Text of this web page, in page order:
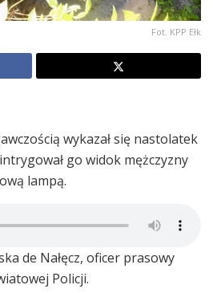
Fot. KPP Ełk
wykazał się nastolatek
go widok mężczyzny
lampą.
de Nałęcz, oficer prasowy
Policji.